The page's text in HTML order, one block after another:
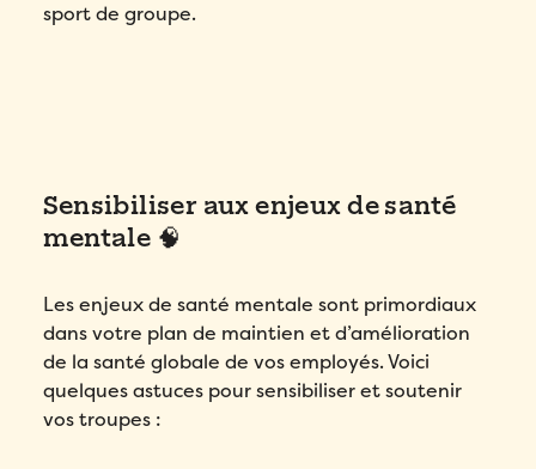
sport de groupe.
Sensibiliser aux enjeux de santé
mentale 🧠
Les enjeux de santé mentale sont primordiaux
dans votre plan de maintien et d’amélioration
de la santé globale de vos employés. Voici
quelques astuces pour sensibiliser et soutenir
vos troupes :